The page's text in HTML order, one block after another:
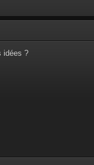
idées ?